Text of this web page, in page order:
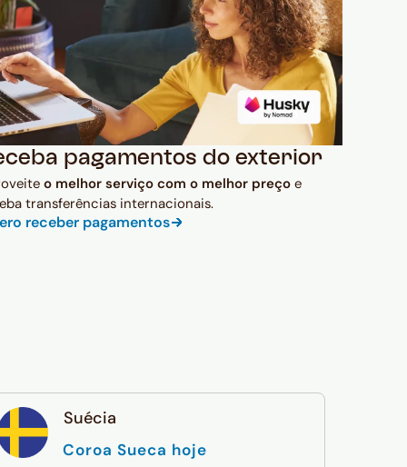
pagamentos do exterior
o melhor serviço com o melhor preço e
transferências internacionais.
receber pagamentos
Suécia
Coroa Sueca hoje